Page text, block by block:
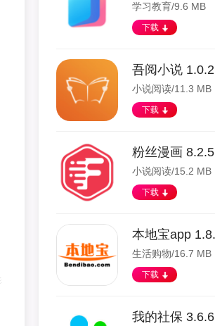
学习教育/9.6 MB
下载
小说阅读/11.3 MB
下载
小说阅读/15.2 MB
下载
生活购物/16.7 MB
下载